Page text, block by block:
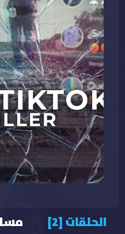
الحلقات [2]